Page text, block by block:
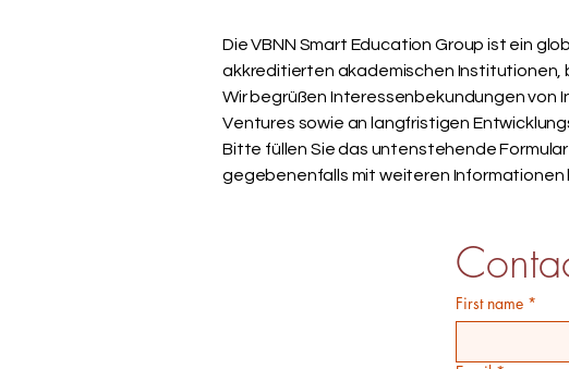
Die VBNN Smart Education Group ist ein
akkreditierten akademischen Institutionen,
Wir begrüßen Interessenbekundungen von
Ventures sowie an langfristigen
Bitte füllen Sie das untenstehende Formular
gegebenenfalls mit weiteren Informationen
First name *